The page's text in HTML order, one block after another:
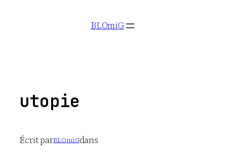
BLOmiG
utopie
Écrit parBLOmiGdans